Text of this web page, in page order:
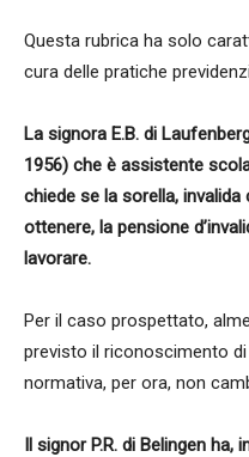
Questa rubrica ha solo
cura delle pratiche
La signora E.B. di
1956) che è assistente
chiede se la sorella, invalida
ottenere, la pensione
lavorare.
Per il caso prospettato,
previsto il riconoscimento di
normativa, per ora, non
Il signor P.R. di Belingen